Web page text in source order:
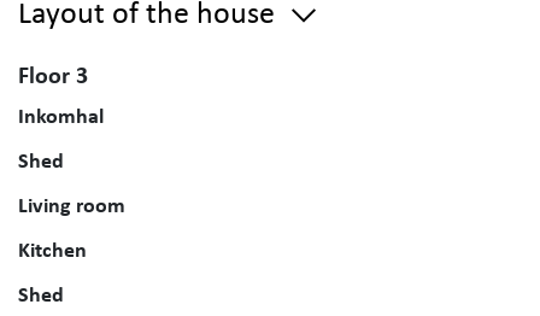
Layout of the house
Floor 3
Inkomhal
Shed
Living room
Kitchen
Shed